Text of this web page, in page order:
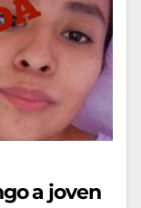
a joven